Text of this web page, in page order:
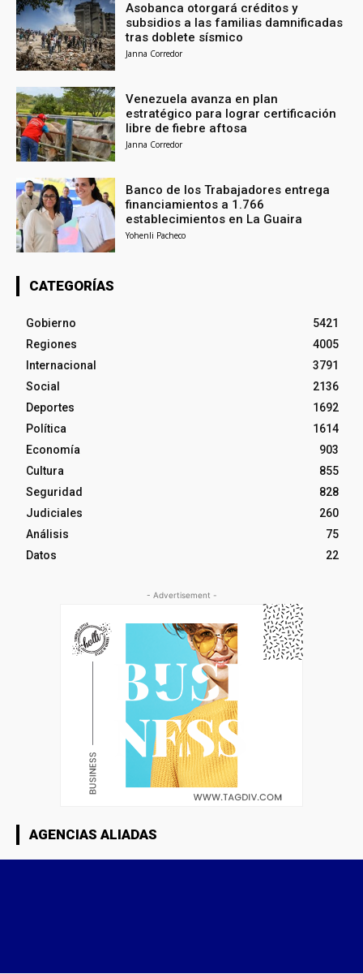
Asobanca otorgará créditos y
subsidios a las familias damnificadas
tras doblete sísmico
Janna Corredor
Venezuela avanza en plan
estratégico para lograr certificación
libre de fiebre aftosa
Janna Corredor
Banco de los Trabajadores entrega
financiamientos a 1.766
establecimientos en La Guaira
Yohenli Pacheco
CATEGORÍAS
Gobierno
5421
Regiones
4005
Internacional
3791
Social
2136
Deportes
1692
Política
1614
Economía
903
Cultura
855
Seguridad
828
Judiciales
260
Análisis
75
Datos
22
- Advertisement -
AGENCIAS ALIADAS